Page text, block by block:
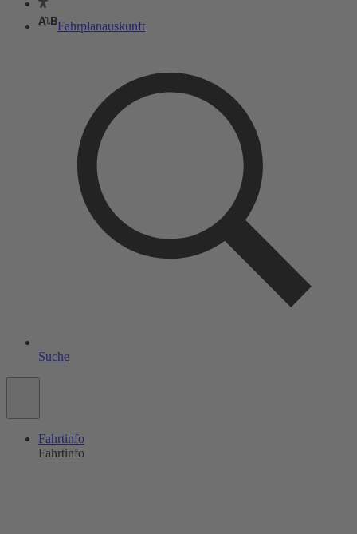
Fahrplanauskunft
Suche
Fahrtinfo
Fahrtinfo